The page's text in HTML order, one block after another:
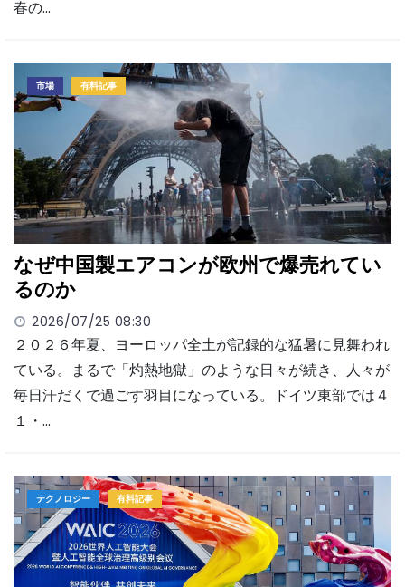
春の…
市場 有料記事
なぜ中国製エアコンが欧州で爆売れてい
るのか
2026/07/25 08:30
２０２６年夏、ヨーロッパ全土が記録的な猛暑に見舞われ
ている。まるで「灼熱地獄」のような日々が続き、人々が
毎日汗だくで過ごす羽目になっている。ドイツ東部では４
１・…
テクノロジー 有料記事